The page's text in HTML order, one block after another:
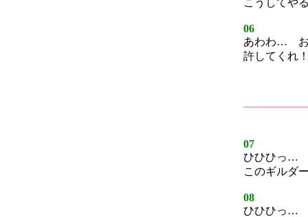
こうしてや
06
あわわ… お
許してくれ
07
ひひひっ…
このギルダ
08
ひひひっ…